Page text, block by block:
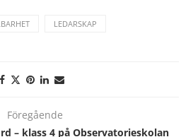
LEDARSKAP
Föregående
– klass 4 på Observatorieskolan